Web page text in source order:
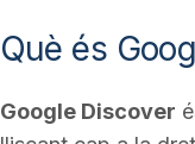
Què és
Google Discover